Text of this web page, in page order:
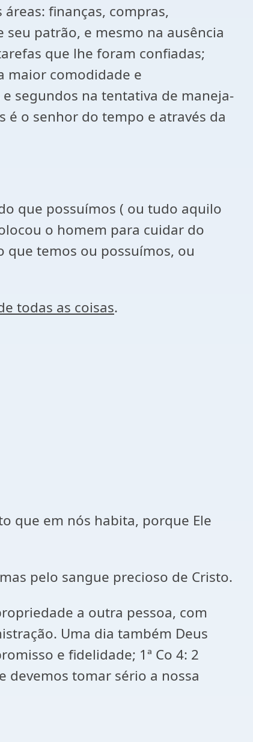
finanças, compras,
patrão, e mesmo na ausência
que lhe foram confiadas;
maior comodidade e
segundos na tentativa de maneja-
é o senhor do tempo e através da
que possuímos ( ou tudo aquilo
o homem para cuidar do
que temos ou possuímos, ou
todas as coisas.
que em nós habita, porque Ele
pelo sangue precioso de Cristo.
a outra pessoa, com
Uma dia também Deus
e fidelidade; 1ª Co 4: 2
devemos tomar sério a nossa